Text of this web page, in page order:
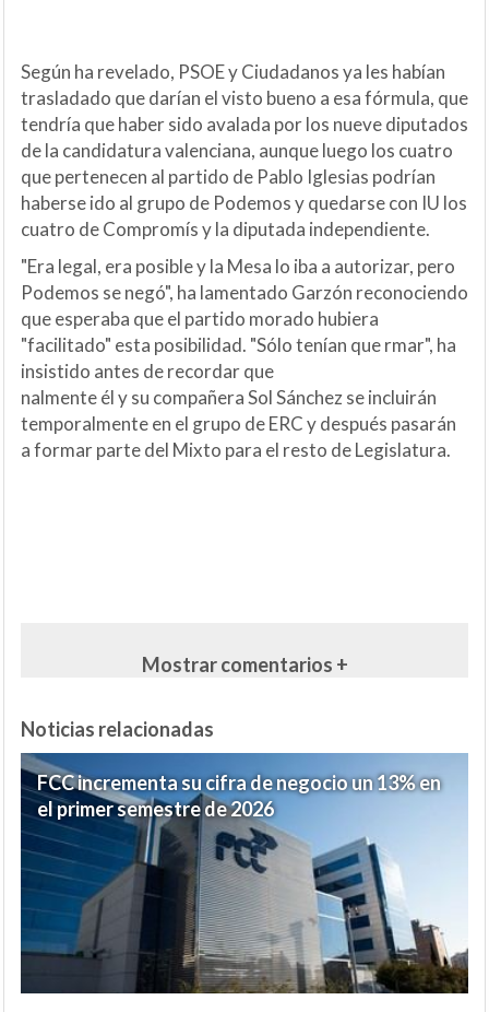
Según ha revelado, PSOE y Ciudadanos ya les habían
trasladado que darían el visto bueno a esa fórmula, que
tendría que haber sido avalada por los nueve diputados
de la candidatura valenciana, aunque luego los cuatro
que pertenecen al partido de Pablo Iglesias podrían
haberse ido al grupo de Podemos y quedarse con IU los
cuatro de Compromís y la diputada independiente.
"Era legal, era posible y la Mesa lo iba a autorizar, pero
Podemos se negó", ha lamentado Garzón reconociendo
que esperaba que el partido morado hubiera
"facilitado" esta posibilidad. "Sólo tenían que rmar", ha
insistido antes de recordar que
nalmente él y su compañera Sol Sánchez se incluirán
temporalmente en el grupo de ERC y después pasarán
a formar parte del Mixto para el resto de Legislatura.
Mostrar comentarios +
Noticias relacionadas
FCC incrementa su cifra de negocio un 13% en
el primer semestre de 2026